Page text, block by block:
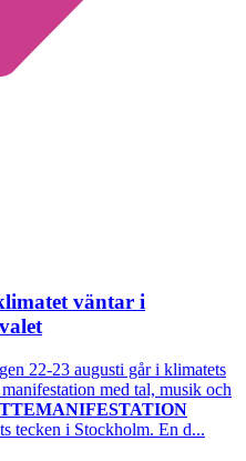
väntar i
22-23 augusti går i klimatets
med tal, musik och
tecken i Stockholm. En d...